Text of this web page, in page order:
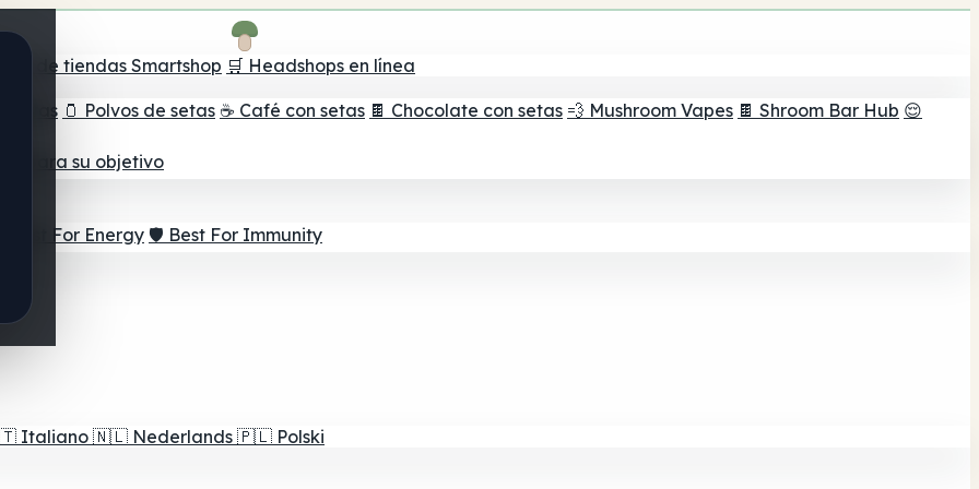
de tiendas Smartshop 🛒 Headshops en línea
setas 🫙 Polvos de setas ☕ Café con setas 🍫 Chocolate con setas 💨 Mushroom Vapes 🍫 Shroom Bar Hub 😌
para su objetivo
⚡ Best For Energy 🛡️ Best For Immunity
Italiano 🇳🇱 Nederlands 🇵🇱 Polski